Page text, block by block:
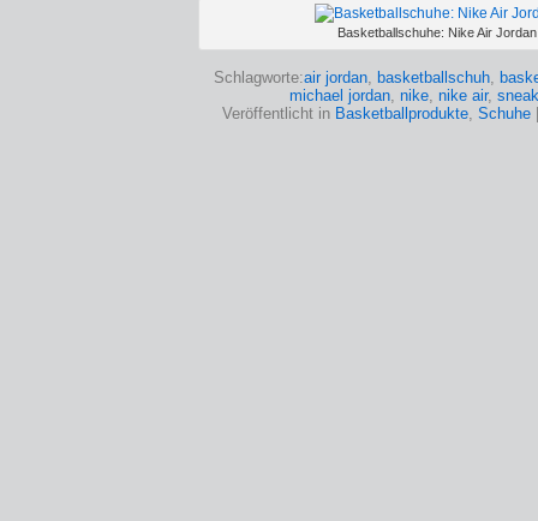
Basketballschuhe: Nike Air
Schlagworte:air jordan, basketballschuh,
michael jordan, nike, nike air,
Veröffentlicht in Basketballprodukte, Schuhe